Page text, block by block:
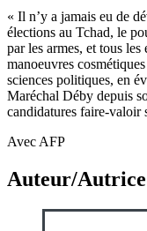
« Il n’y a jamais eu de
élections au Tchad, le
par les armes, et tous
manoeuvres
sciences politiques, en
Maréchal Déby depuis
candidatures faire-valoir
Avec AFP
Auteur/Autrice